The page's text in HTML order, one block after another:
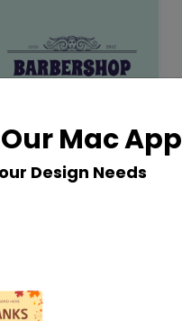
Mac App
Design Needs